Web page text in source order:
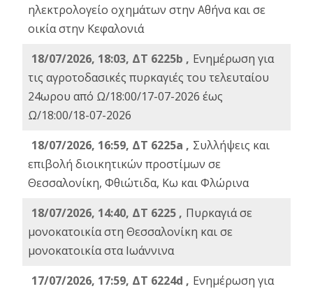
ηλεκτρολογείο οχημάτων στην Αθήνα και σε
οικία στην Κεφαλονιά
18/07/2026, 18:03, ΔΤ 6225b , Ενημέρωση για
τις αγροτοδασικές πυρκαγιές του τελευταίου
24ωρου από Ω/18:00/17-07-2026 έως
Ω/18:00/18-07-2026
18/07/2026, 16:59, ΔT 6225a , Συλλήψεις και
επιβολή διοικητικών προστίμων σε
Θεσσαλονίκη, Φθιώτιδα, Κω και Φλώρινα
18/07/2026, 14:40, ΔΤ 6225 , Πυρκαγιά σε
μονοκατοικία στη Θεσσαλονίκη και σε
μονοκατοικία στα Ιωάννινα
17/07/2026, 17:59, ΔΤ 6224d , Ενημέρωση για